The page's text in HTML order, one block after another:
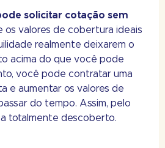
solicitar cotação sem
os valores de cobertura ideais
realmente deixarem o
acima do que você pode
você pode contratar uma
e aumentar os valores de
do tempo. Assim, pelo
totalmente descoberto.